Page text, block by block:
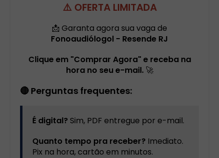
⚠️ OFERTA LIMITADA
📩 Garanta agora sua vaga de
Fonoaudiólogol - Resende RJ
Clique em "Comprar Agora" e receba na
hora no seu e-mail. 🚀
🔴 Perguntas frequentes:
É digital? Sim, PDF entregue por e-mail.
Quanto tempo pra receber? Imediato.
Pix na hora, cartão em minutos.